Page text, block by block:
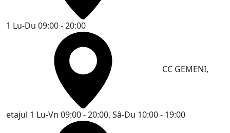
1 Lu-Du 09:00 - 20:00
CC GEMENI,
etajul 1 Lu-Vn 09:00 - 20:00, Sâ-Du 10:00 - 19:00